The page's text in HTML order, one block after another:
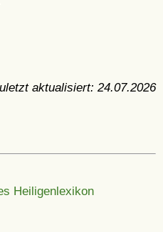
aktualisiert: 24.07.2026
Heiligenlexikon